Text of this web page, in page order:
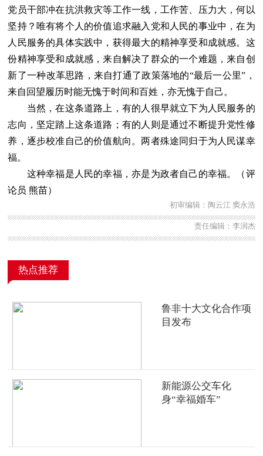
党员干部冲在抗洪救灾等工作一线，工作苦、压力大，何以
坚持？唯有将个人的价值追求融入党和人民的事业中，在为
人民服务的具体实践中，获得最大的精神享受和成就感。这
份精神享受和成就感，来自解决了群众的一个难题，来自创
新了一种改革思路，来自打通了政策落地的“最后一公里”，
来自回望履历时能无愧于时间和百姓，亦无愧于自己。
当然，在这条道路上，有的人很早就立下为人民服务的
志向，坚定踏上这条道路；有的人则是通过不断提升党性修
养，逐步校准自己的价值航向。两者殊途同归于为人民谋幸
福。
这种幸福是人民的幸福，亦是为政者自己的幸福。（评
论员 熊苗）
初审编辑：陶云江 窦永浩
责任编辑：李润杰
热点推荐
鲁非十大文化合作项
目发布
新能源公交车化
身“幸福婚车”